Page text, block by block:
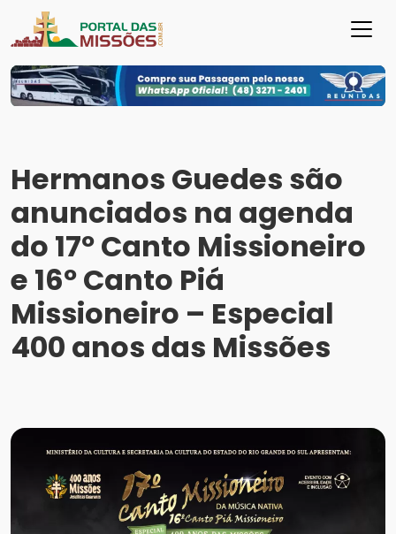
Hermanos Guedes são
anunciados na agenda
do 17º Canto Missioneiro
e 16º Canto Piá
Missioneiro – Especial
400 anos das Missões